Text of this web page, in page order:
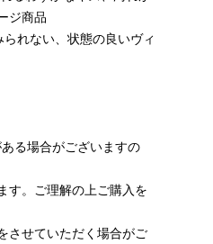
ジ商品
れない、状態の良いヴィ
る場合がございますの
す。ご理解の上ご購入を
させていただく場合がご